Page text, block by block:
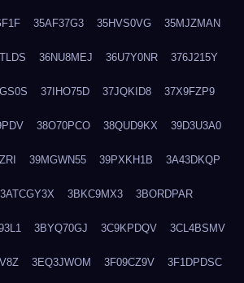
35AF37G3 35HVS0VG 35MJZMAN
36NU8MEJ 36U7Y0NR 376J215Y
37IHO75D 37JQKID8 37X9FZP9
38O70PCO 38QUD9KX 39D3U3A0
39MGWN55 39PXKH1B 3A43DKQP
3ATCGY3X 3BKC9MX3 3BORDPAR
3BYQ70GJ 3C9KPDQV 3CL4BSMV
3EQ3JWOM 3F09CZ9V 3F1DPDSC